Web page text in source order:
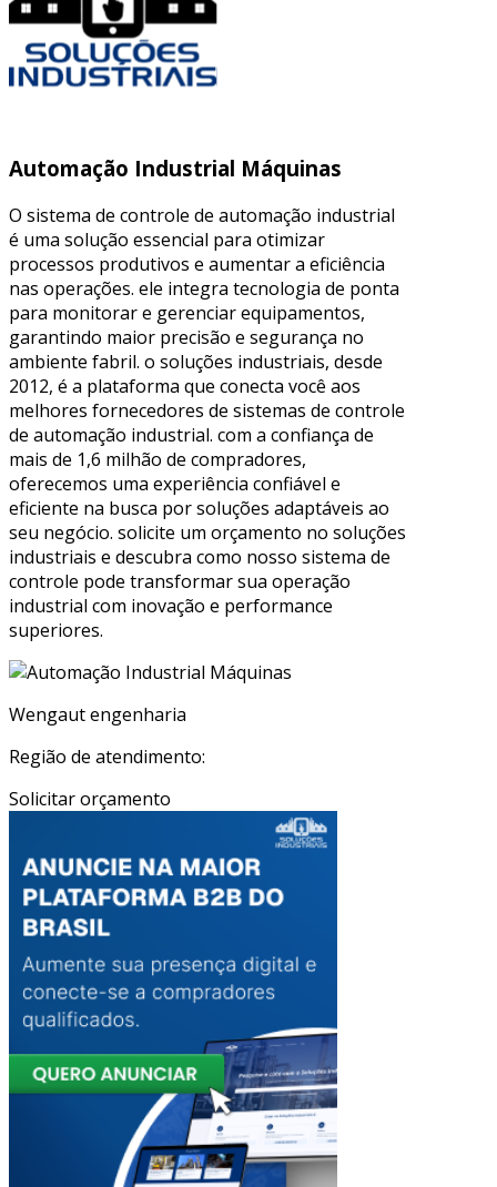
Automação Industrial Máquinas
O sistema de controle de automação industrial
é uma solução essencial para otimizar
processos produtivos e aumentar a eficiência
nas operações. ele integra tecnologia de ponta
para monitorar e gerenciar equipamentos,
garantindo maior precisão e segurança no
ambiente fabril. o soluções industriais, desde
2012, é a plataforma que conecta você aos
melhores fornecedores de sistemas de controle
de automação industrial. com a confiança de
mais de 1,6 milhão de compradores,
oferecemos uma experiência confiável e
eficiente na busca por soluções adaptáveis ao
seu negócio. solicite um orçamento no soluções
industriais e descubra como nosso sistema de
controle pode transformar sua operação
industrial com inovação e performance
superiores.
Wengaut engenharia
Região de atendimento:
Solicitar orçamento